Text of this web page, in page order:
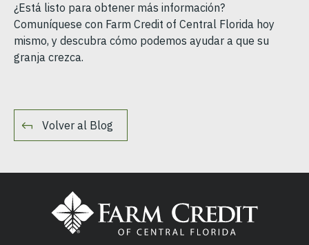
¿Está listo para obtener más información?
Comuníquese con Farm Credit of Central Florida hoy
mismo, y descubra cómo podemos ayudar a que su
granja crezca.
Volver al Blog